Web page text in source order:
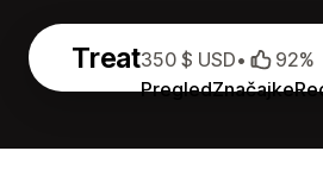
Treat
PregledZnačajke
350 $ USD• 92%